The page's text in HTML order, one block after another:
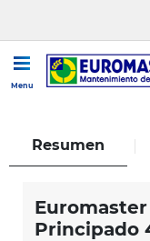
Menu
Euromaster
Resumen
Principado